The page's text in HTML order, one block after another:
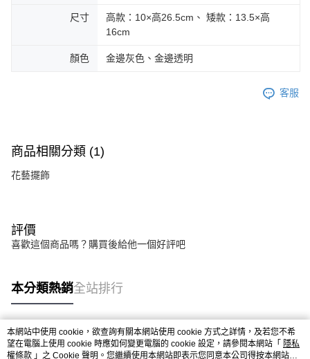
尺寸
高款：10×高26.5cm、 矮款：13.5×高
16cm
顏色 金邊灰色、金邊透明
客服
商品相關分類 (1)
花藝擺飾
評價
喜歡這個商品嗎？購買後給他一個好評吧
本分類熱銷全站排行
熱門標籤
本網站中使用 cookie，欲查詢有關本網站使用 cookie 方式之詳情，及若您不希
望在電腦上使用 cookie 時應如何變更電腦的 cookie 設定，請參閱本網站「 隱私
權條款 」之 Cookie 聲明。您繼續使用本網站即表示您同意本公司得按本網站使